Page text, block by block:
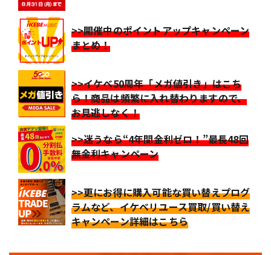
>>開催中のポイントアップキャンペーン
まとめ！
>>イケベ50周年「メガ値引き」はこち
ら！商品は頻繁に入れ替わりますので、
お見逃しなく！
>>迷うなら“4年間金利ゼロ！”最長48回
無金利キャンペーン
>>更にお得に購入可能な買い替えプログ
ラムなど、イケベリユース買取/買い替え
キャンペーン詳細はこちら